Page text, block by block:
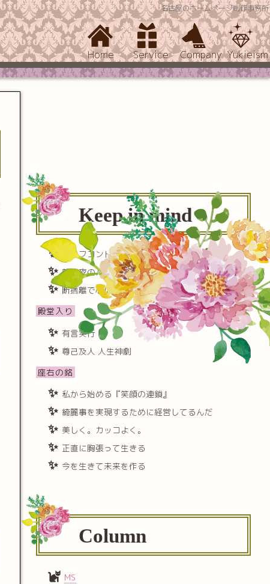
名古屋のホームページ制作事務所
Home Service Company Yukieism
Keep in mind
セルフコントロール(自己制御)
朝と夜のルーチンを極める
断捨離で心に隙間をつくる
殿堂入り
有言実行
尊己及人 人生神劇
座右の銘
私から始める『笑顔の連鎖』
綺麗事を実現するために経営してるんだ
美しく。カッコよく。
正直に胸張って生きる
今を生きて未来を作る
Column
MS